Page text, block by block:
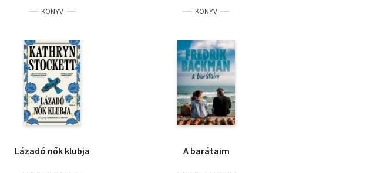
KÖNYV
Lázadó nők klubja
KÖNYV
A barátaim